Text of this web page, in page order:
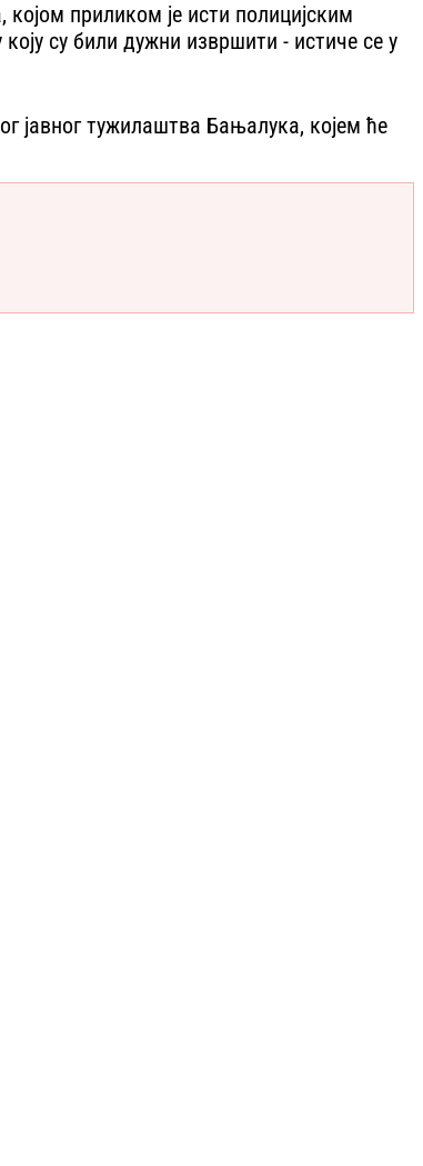
приликом је исти полицијским
су били дужни извршити - истиче се у
јавног тужилаштва Бањалука, којем ће